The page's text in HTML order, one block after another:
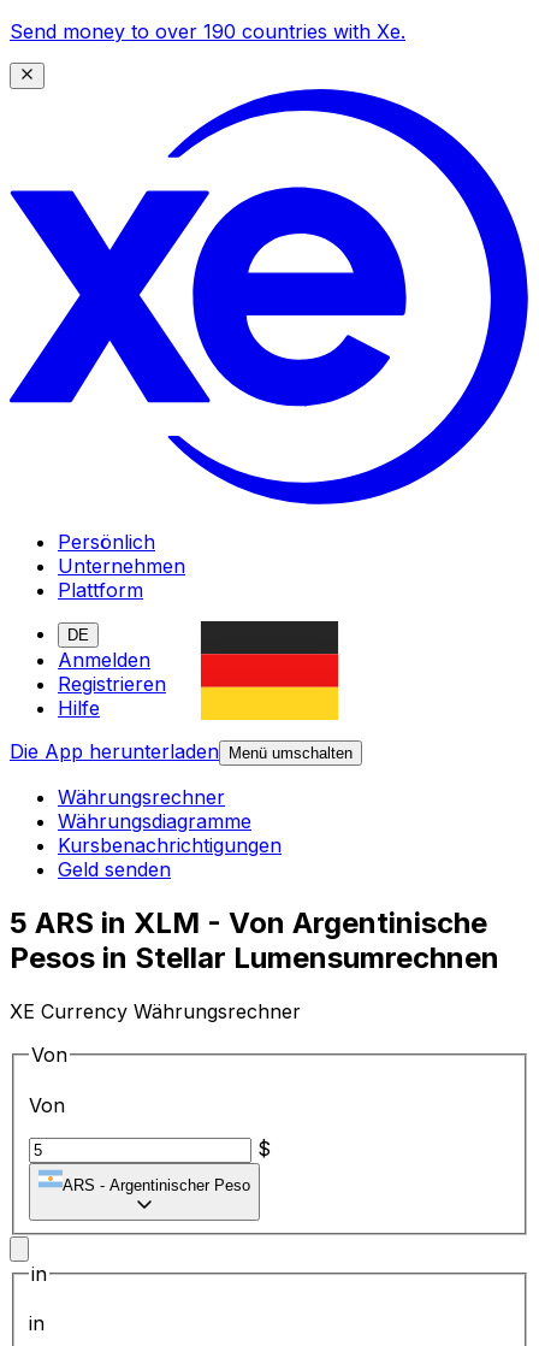
Send money to over 190 countries with Xe.
Persönlich
Unternehmen
Plattform
DE
Anmelden
Registrieren
Hilfe
Die App herunterladen
Menü umschalten
Währungsrechner
Währungsdiagramme
Kursbenachrichtigungen
Geld senden
5 ARS in XLM - Von Argentinische
Pesos in Stellar Lumensumrechnen
XE Currency Währungsrechner
Von
Von
$
ARS - Argentinischer Peso
in
in